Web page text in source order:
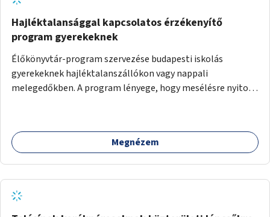
Hajléktalansággal kapcsolatos érzékenyítő
program gyerekeknek
Élőkönyvtár-program szervezése budapesti iskolás
gyerekeknek hajléktalanszállókon vagy nappali
melegedőkben. A program lényege, hogy mesélésre nyitott
szabadon választhatnak, hogy kihez szeretnének odamenni
beszélgetni, kérdéseket feltenni – ezáltal közvetlen
Megnézem